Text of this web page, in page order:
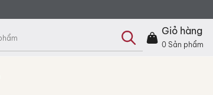
Giỏ hàng
0 Sản phẩm